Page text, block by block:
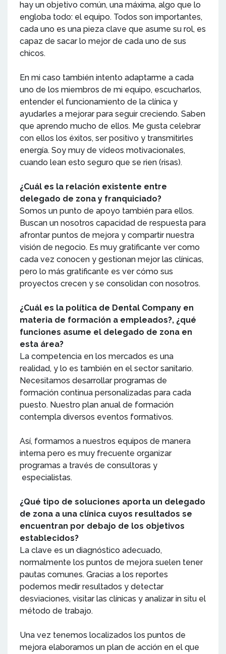
hay un objetivo común, una máxima, algo que lo
engloba todo: el equipo. Todos son importantes,
cada uno es una pieza clave que asume su rol, es
capaz de sacar lo mejor de cada uno de sus
chicos.
En mi caso también intento adaptarme a cada
uno de los miembros de mi equipo, escucharlos,
entender el funcionamiento de la clínica y
ayudarles a mejorar para seguir creciendo. Saben
que aprendo mucho de ellos. Me gusta celebrar
con ellos los éxitos, ser positivo y transmitirles
energía. Soy muy de vídeos motivacionales,
cuando lean esto seguro que se rien (risas).
¿Cuál es la relación existente entre
delegado de zona y franquiciado?
Somos un punto de apoyo también para ellos.
Buscan un nosotros capacidad de respuesta para
afrontar puntos de mejora y compartir nuestra
visión de negocio. Es muy gratificante ver como
cada vez conocen y gestionan mejor las clínicas,
pero lo más gratificante es ver cómo sus
proyectos crecen y se consolidan con nosotros.
¿Cuál es la política de Dental Company en
materia de formación a empleados?, ¿qué
funciones asume el delegado de zona en
esta área?
La competencia en los mercados es una
realidad, y lo es también en el sector sanitario.
Necesitamos desarrollar programas de
formación continua personalizadas para cada
puesto. Nuestro plan anual de formación
contempla diversos eventos formativos.
Así, formamos a nuestros equipos de manera
interna pero es muy frecuente organizar
programas a través de consultoras y
especialistas.
¿Qué tipo de soluciones aporta un delegado
de zona a una clínica cuyos resultados se
encuentran por debajo de los objetivos
establecidos?
La clave es un diagnóstico adecuado,
normalmente los puntos de mejora suelen tener
pautas comunes. Gracias a los reportes
podemos medir resultados y detectar
desviaciones, visitar las clínicas y analizar in situ el
método de trabajo.
Una vez tenemos localizados los puntos de
mejora elaboramos un plan de acción en el que